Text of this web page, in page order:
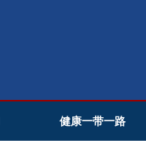
健康一带一路